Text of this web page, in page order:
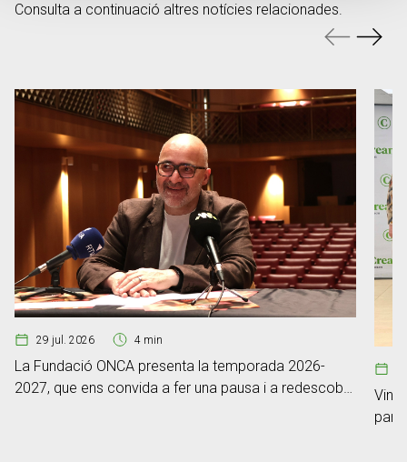
Consulta a continuació altres notícies relacionades.
29 jul. 2026 4 min
La Fundació ONCA presenta la temporada 2026-
2027, que ens convida a fer una pausa i a redescobrir
Vint-